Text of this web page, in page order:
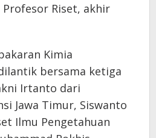
Profesor Riset, akhir
Kimia
bersama ketiga
Irtanto dari
Jawa Timur, Siswanto
Ilmu Pengetahuan